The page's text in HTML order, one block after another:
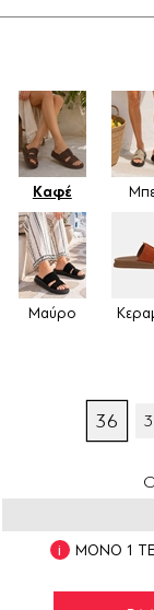
Καφέ
Μαύρο
36
ΜΟΝΟ 1